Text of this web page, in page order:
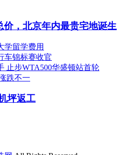
价，北京年内最贵宅地诞生
学留学费用
车锦标赛收官
止步WTA500华盛顿站首轮
跌不一
坪返工